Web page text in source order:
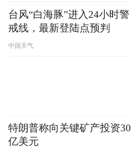
台风“白海豚”进入24小时警
戒线，最新登陆点预判
中国天气
特朗普称向关键矿产投资30
亿美元